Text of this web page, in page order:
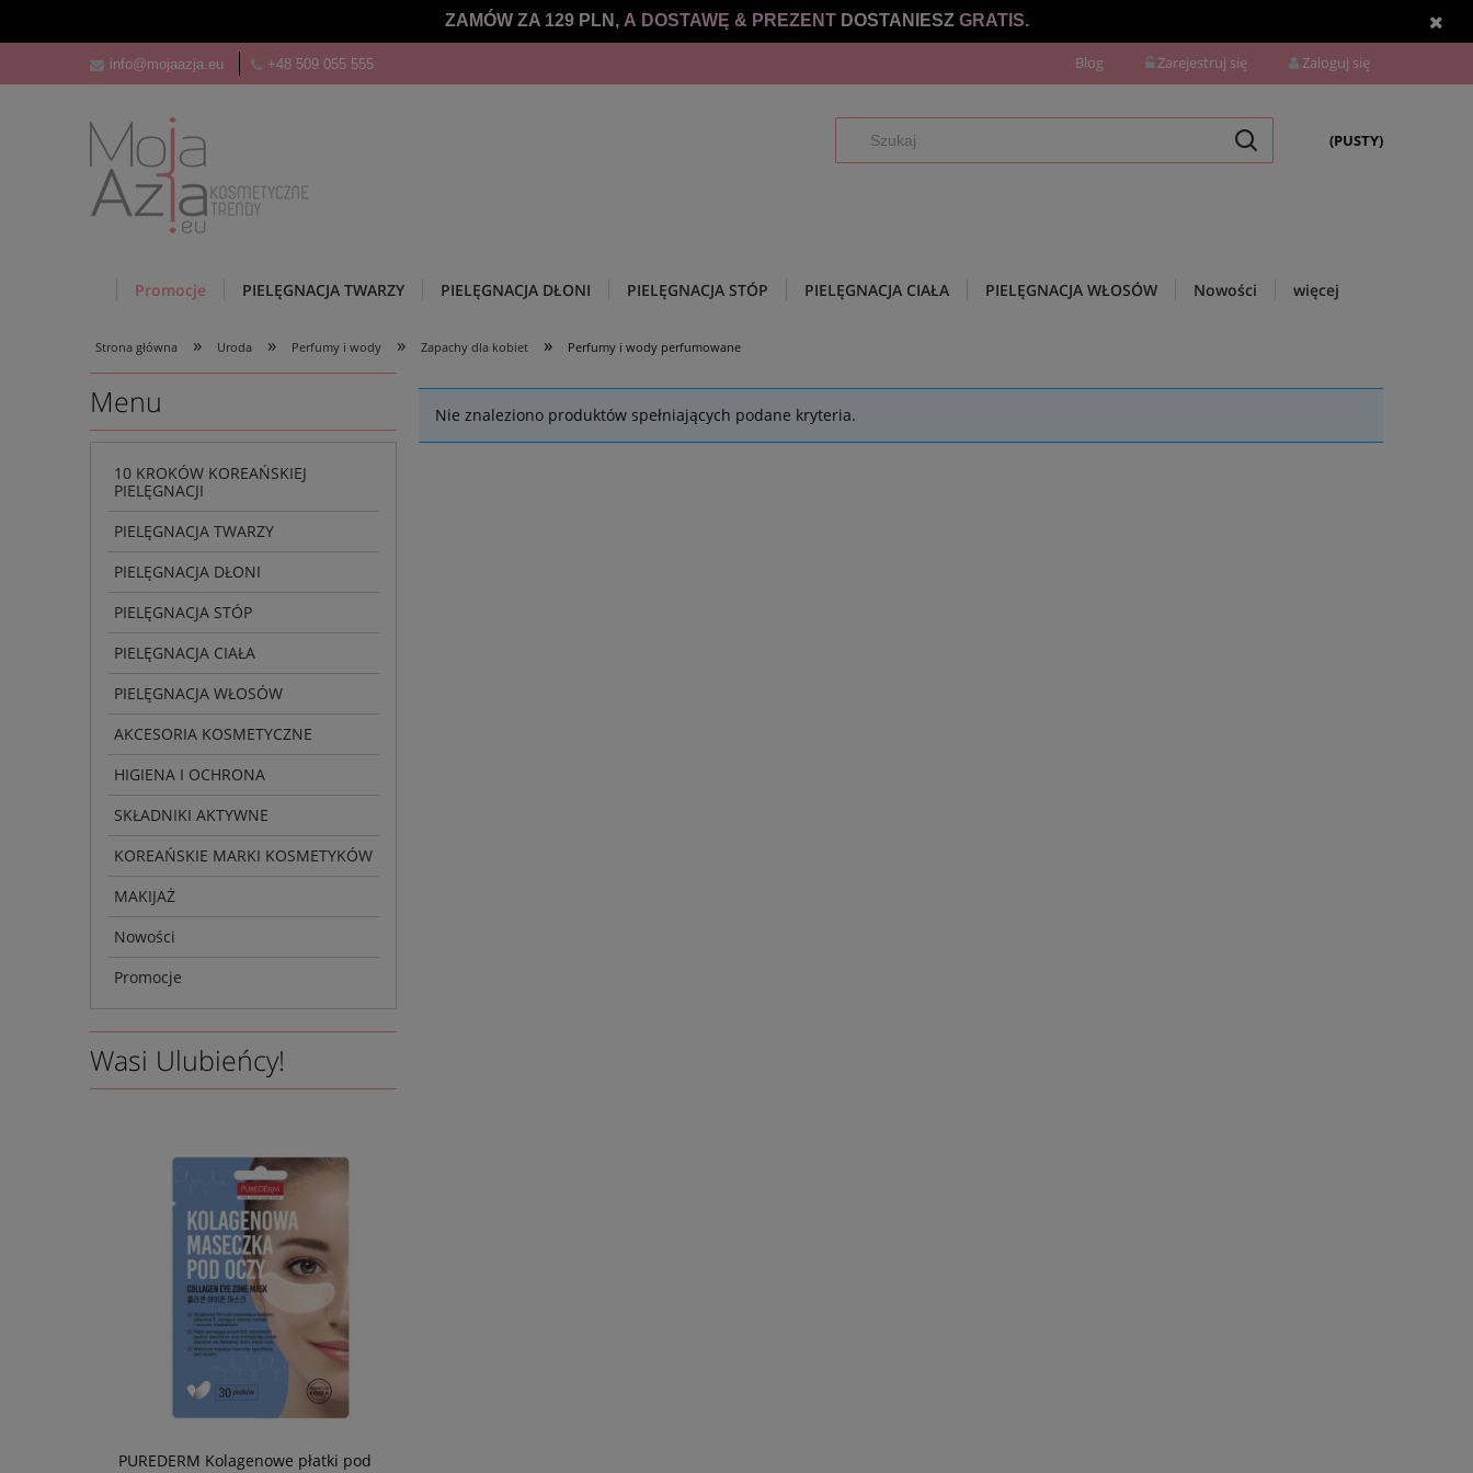
ZAMÓW ZA 129 PLN, A DOSTAWĘ & PREZENT DOSTANIESZ GRATIS.
info@mojaazja.eu +48 509 055 555 Blog Zarejestruj się Zaloguj się
(PUSTY)
Promocje PIELĘGNACJA TWARZY PIELĘGNACJA DŁONI PIELĘGNACJA STÓP PIELĘGNACJA CIAŁA PIELĘGNACJA WŁOSÓW Nowości więcej
Strona główna » Uroda » Perfumy i wody » Zapachy dla kobiet » Perfumy i wody perfumowane
Menu
10 KROKÓW KOREAŃSKIEJ
PIELĘGNACJI
PIELĘGNACJA TWARZY
PIELĘGNACJA DŁONI
PIELĘGNACJA STÓP
PIELĘGNACJA CIAŁA
PIELĘGNACJA WŁOSÓW
AKCESORIA KOSMETYCZNE
HIGIENA I OCHRONA
SKŁADNIKI AKTYWNE
KOREAŃSKIE MARKI KOSMETYKÓW
MAKIJAŻ
Nowości
Promocje
Wasi Ulubieńcy!
PUREDERM Kolagenowe płatki pod
Nie znaleziono produktów spełniających podane kryteria.